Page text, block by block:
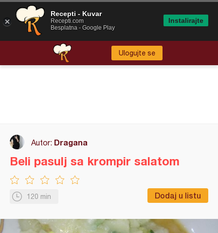
Ulogujte se
Autor: Dragana
120 min Dodaj u listu
Beli pasulj sa krompir salatom
Recepti - Kuvar
Recepti.com
Besplatna - Google Play
Instalirajte